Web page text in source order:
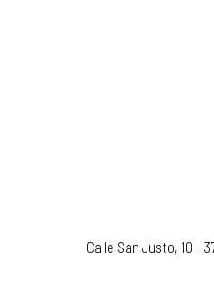
Calle San Justo, 10 -